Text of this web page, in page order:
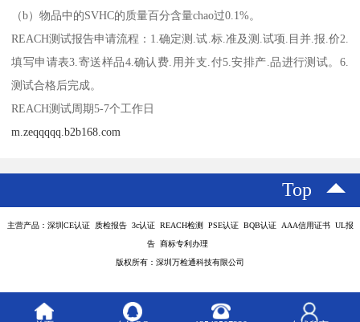
（b）物品中的SVHC的质量百分含量chao过0.1%。
REACH测试报告申请流程：1.确定测.试.标.准及测.试项.目并.报.价2.
填写申请表3.寄送样品4.确认费.用并支.付5.安排产.品进行测试。6.
测试合格后完成。
REACH测试周期5-7个工作日
m.zeqqqqq.b2b168.com
Top
主营产品：深圳CE认证 质检报告 3c认证 REACH检测 PSE认证 BQB认证 AAA信用证书 UL报
告 商标专利办理
版权所有：深圳万检通科技有限公司